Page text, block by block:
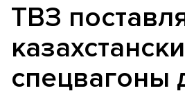
ТВЗ
спецвагоны